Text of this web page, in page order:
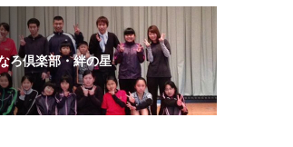
ろ倶楽部・絆の星